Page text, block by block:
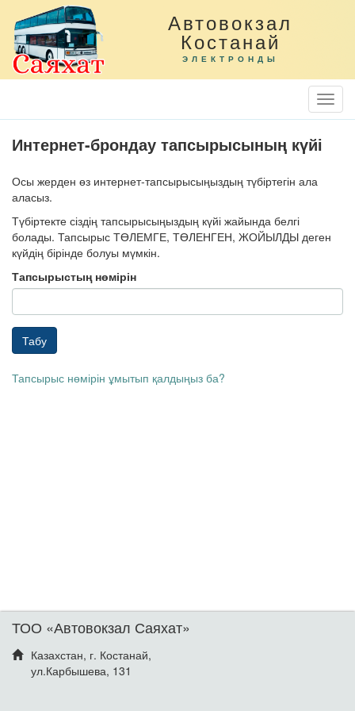
Автовокзал
Костанай
ЭЛЕКТРОНДЫ
Интернет-брондау тапсырысының күйі
Осы жерден өз интернет-тапсырысыңыздың түбіртегін ала
аласыз.
Түбіртекте сіздің тапсырысыңыздың күйі жайында белгі
болады. Тапсырыс ТӨЛЕМГЕ, ТӨЛЕНГЕН, ЖОЙЫЛДЫ деген
күйдің бірінде болуы мүмкін.
Тапсырыстың нөмірін
Табу
Тапсырыс нөмірін ұмытып қалдыңыз ба?
ТОО «Автовокзал Саяхат»
Казахстан, г. Костанай,
ул.Карбышева, 131